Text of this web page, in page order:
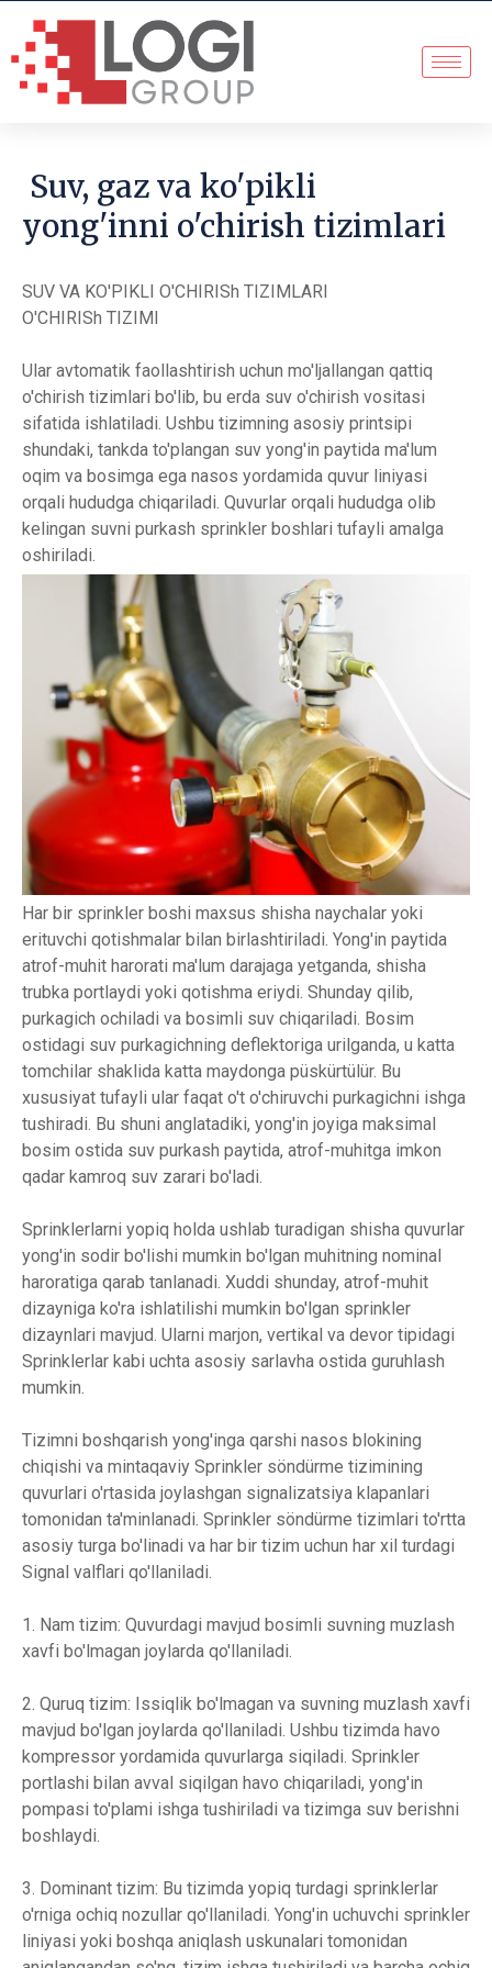
Suv, gaz va ko'pikli
yong'inni o'chirish tizimlari
SUV VA KO'PIKLI O'CHIRISh TIZIMLARI
O'CHIRISh TIZIMI
Ular avtomatik faollashtirish uchun mo'ljallangan qattiq
o'chirish tizimlari bo'lib, bu erda suv o'chirish vositasi
sifatida ishlatiladi. Ushbu tizimning asosiy printsipi
shundaki, tankda to'plangan suv yong'in paytida ma'lum
oqim va bosimga ega nasos yordamida quvur liniyasi
orqali hududga chiqariladi. Quvurlar orqali hududga olib
kelingan suvni purkash sprinkler boshlari tufayli amalga
oshiriladi.
Har bir sprinkler boshi maxsus shisha naychalar yoki
erituvchi qotishmalar bilan birlashtiriladi. Yong'in paytida
atrof-muhit harorati ma'lum darajaga yetganda, shisha
trubka portlaydi yoki qotishma eriydi. Shunday qilib,
purkagich ochiladi va bosimli suv chiqariladi. Bosim
ostidagi suv purkagichning deflektoriga urilganda, u katta
tomchilar shaklida katta maydonga püskürtülür. Bu
xususiyat tufayli ular faqat o't o'chiruvchi purkagichni ishga
tushiradi. Bu shuni anglatadiki, yong'in joyiga maksimal
bosim ostida suv purkash paytida, atrof-muhitga imkon
qadar kamroq suv zarari bo'ladi.
Sprinklerlarni yopiq holda ushlab turadigan shisha quvurlar
yong'in sodir bo'lishi mumkin bo'lgan muhitning nominal
haroratiga qarab tanlanadi. Xuddi shunday, atrof-muhit
dizayniga ko'ra ishlatilishi mumkin bo'lgan sprinkler
dizaynlari mavjud. Ularni marjon, vertikal va devor tipidagi
Sprinklerlar kabi uchta asosiy sarlavha ostida guruhlash
mumkin.
Tizimni boshqarish yong'inga qarshi nasos blokining
chiqishi va mintaqaviy Sprinkler söndürme tizimining
quvurlari o'rtasida joylashgan signalizatsiya klapanlari
tomonidan ta'minlanadi. Sprinkler söndürme tizimlari to'rtta
asosiy turga bo'linadi va har bir tizim uchun har xil turdagi
Signal valflari qo'llaniladi.
1. Nam tizim: Quvurdagi mavjud bosimli suvning muzlash
xavfi bo'lmagan joylarda qo'llaniladi.
2. Quruq tizim: Issiqlik bo'lmagan va suvning muzlash xavfi
mavjud bo'lgan joylarda qo'llaniladi. Ushbu tizimda havo
kompressor yordamida quvurlarga siqiladi. Sprinkler
portlashi bilan avval siqilgan havo chiqariladi, yong'in
pompasi to'plami ishga tushiriladi va tizimga suv berishni
boshlaydi.
3. Dominant tizim: Bu tizimda yopiq turdagi sprinklerlar
o'rniga ochiq nozullar qo'llaniladi. Yong'in uchuvchi sprinkler
liniyasi yoki boshqa aniqlash uskunalari tomonidan